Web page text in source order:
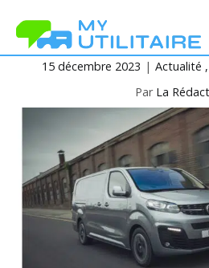
contenu
MyUtilitaire
Toute l’actualité des véhicules
15 décembre 2023 Actualité
Par La